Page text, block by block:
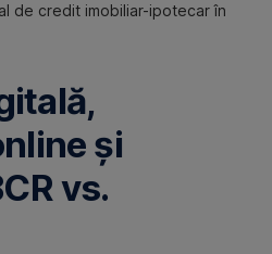
de credit imobiliar-ipotecar în
și
vs.